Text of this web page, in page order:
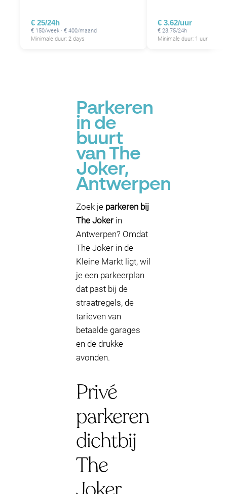
€ 25/24h
€ 150/week · € 400/maand
Minimale duur: 2 days
€ 3.62/uur
€ 23.75/24h
Minimale duur: 1 uur
Parkeren
in de
buurt
van The
Joker,
Antwerpen
Zoek je parkeren bij
The Jokerin
Antwerpen? Omdat
The Joker in de
Kleine Markt ligt, wil
je een parkeerplan
dat past bij de
straatregels, de
tarieven van
betaalde garages
en de drukke
avonden.
Privé
parkeren
dichtbij
The